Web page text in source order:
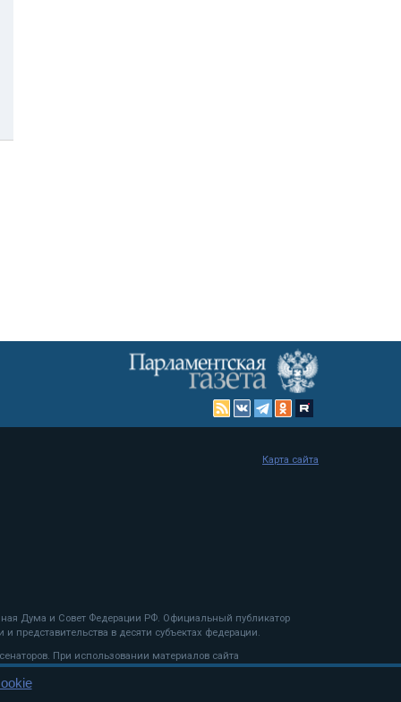
Дума и Совет Федерации РФ. Официальный публикатор
представительства в десяти субъектах федерации.
При использовании материалов сайта
Карта сайта